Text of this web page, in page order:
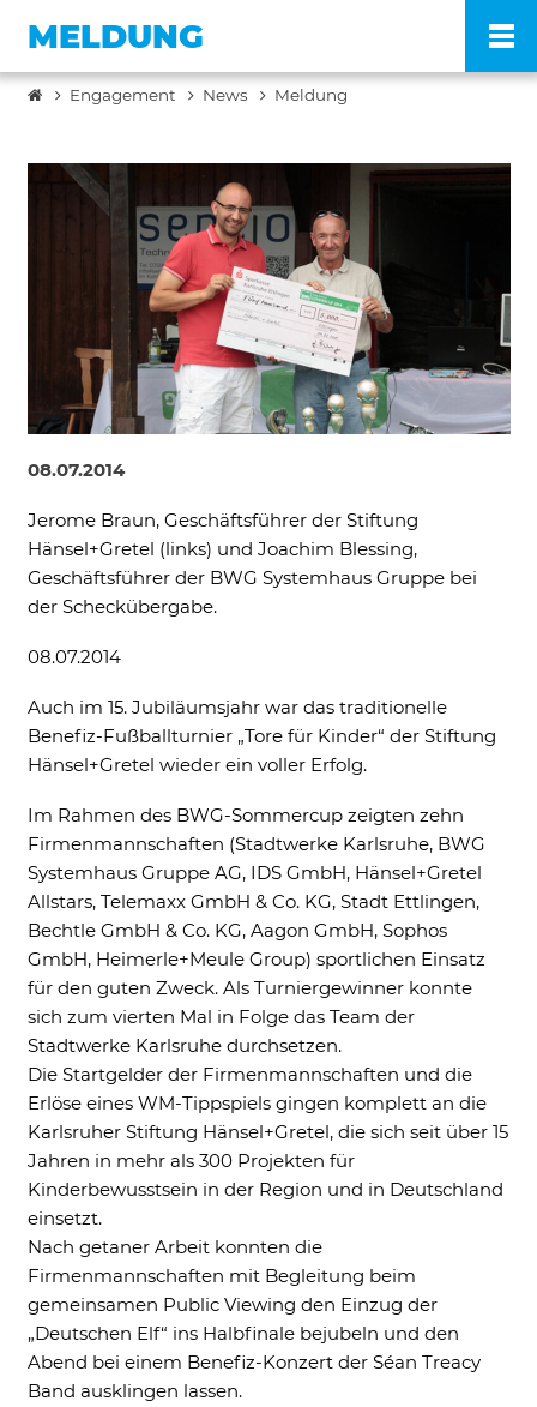
MELDUNG
Engagement News Meldung
08.07.2014
Jerome Braun, Geschäftsführer der Stiftung
Hänsel+Gretel (links) und Joachim Blessing,
Geschäftsführer der BWG Systemhaus Gruppe bei
der Scheckübergabe.
08.07.2014
Auch im 15. Jubiläumsjahr war das traditionelle
Benefiz-Fußballturnier „Tore für Kinder“ der Stiftung
Hänsel+Gretel wieder ein voller Erfolg.
Im Rahmen des BWG-Sommercup zeigten zehn
Firmenmannschaften (Stadtwerke Karlsruhe, BWG
Systemhaus Gruppe AG, IDS GmbH, Hänsel+Gretel
Allstars, Telemaxx GmbH & Co. KG, Stadt Ettlingen,
Bechtle GmbH & Co. KG, Aagon GmbH, Sophos
GmbH, Heimerle+Meule Group) sportlichen Einsatz
für den guten Zweck. Als Turniergewinner konnte
sich zum vierten Mal in Folge das Team der
Stadtwerke Karlsruhe durchsetzen.
Die Startgelder der Firmenmannschaften und die
Erlöse eines WM-Tippspiels gingen komplett an die
Karlsruher Stiftung Hänsel+Gretel, die sich seit über 15
Jahren in mehr als 300 Projekten für
Kinderbewusstsein in der Region und in Deutschland
einsetzt.
Nach getaner Arbeit konnten die
Firmenmannschaften mit Begleitung beim
gemeinsamen Public Viewing den Einzug der
„Deutschen Elf“ ins Halbfinale bejubeln und den
Abend bei einem Benefiz-Konzert der Séan Treacy
Band ausklingen lassen.
Notwendig
Diese werden für die Grundfunktionen der
auf sichere Bereiche unserer Website
ermöglichen.
Cookie Informationen anzeigen
External Content
Includes resources that make external
content available on the website. Such as
YouTube, Instagram or similar providers.
Cookie Informationen anzeigen
Marketing und Statistik
Marketing und Statistik Cookies werden
verwendet, um anonymes Tracking zu
aktivieren. Hierbei werden können
anonymisierte Daten an eventuelle
Drittanbieter weitergeleitet.